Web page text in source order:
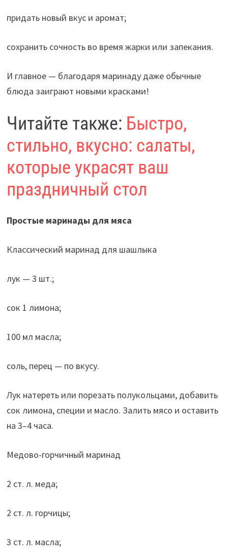
придать новый вкус и аромат;
сохранить сочность во время жарки или запекания.
И главное — благодаря маринаду даже обычные
блюда заиграют новыми красками!
Читайте также: Быстро,
стильно, вкусно: салаты,
которые украсят ваш
праздничный стол
Простые маринады для мяса
Классический маринад для шашлыка
лук — 3 шт.;
сок 1 лимона;
100 мл масла;
соль, перец — по вкусу.
Лук натереть или порезать полукольцами, добавить
сок лимона, специи и масло. Залить мясо и оставить
на 3–4 часа.
Медово-горчичный маринад
2 ст. л. меда;
2 ст. л. горчицы;
3 ст. л. масла;